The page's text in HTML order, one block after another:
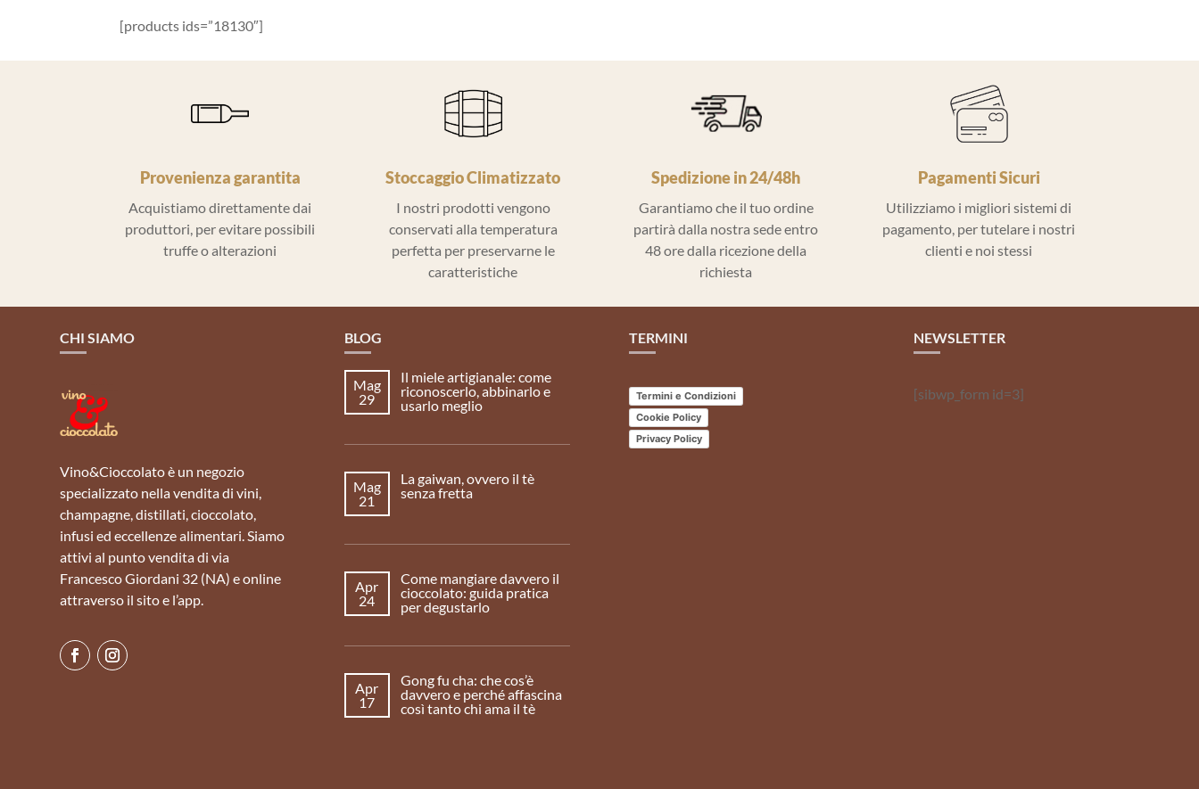
[products ids=”18130″]
Provenienza garantita
Acquistiamo direttamente dai
produttori, per evitare possibili
truffe o alterazioni
Stoccaggio Climatizzato
I nostri prodotti vengono
conservati alla temperatura
perfetta per preservarne le
caratteristiche
Spedizione in 24/48h
Garantiamo che il tuo ordine
partirà dalla nostra sede entro
48 ore dalla ricezione della
richiesta
Pagamenti Sicuri
Utilizziamo i migliori sistemi di
pagamento, per tutelare i nostri
clienti e noi stessi
CHI SIAMO
Vino&Cioccolato è un negozio
specializzato nella vendita di vini,
champagne, distillati, cioccolato,
infusi ed eccellenze alimentari. Siamo
attivi al punto vendita di via
Francesco Giordani 32 (NA) e online
attraverso il sito e l’app.
BLOG
Il miele artigianale: come
riconoscerlo, abbinarlo e
usarlo meglio
Mag
29
La gaiwan, ovvero il tè
senza fretta
Mag
21
Come mangiare davvero il
cioccolato: guida pratica
per degustarlo
Apr
24
Gong fu cha: che cos’è
davvero e perché affascina
così tanto chi ama il tè
Apr
17
TERMINI
Termini e Condizioni
Cookie Policy
Privacy Policy
NEWSLETTER
[sibwp_form id=3]